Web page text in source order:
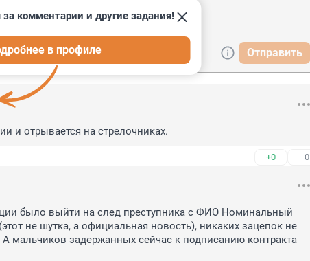
Отправить
комментарии и другие задания!
в профиле
и отрывается на стрелочниках.
+0 –0
было выйти на след преступника с ФИО Номинальный
не шутка, а официальная новость), никаких зацепок не
мальчиков задержанных сейчас к подписанию контракта